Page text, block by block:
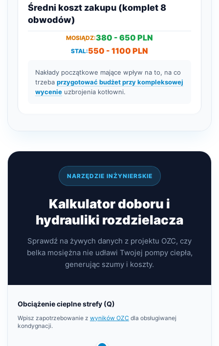
Średni koszt zakupu (komplet 8
obwodów)
380 - 650 PLN
550 - 1100 PLN
Nakłady początkowe mające wpływ na to, na co
trzeba przygotować budżet przy kompleksowej
wycenie uzbrojenia kotłowni.
NARZĘDZIE INŻYNIERSKIE
Kalkulator doboru i
hydrauliki rozdzielacza
Sprawdź na żywych danych z projektu OZC, czy
belka mosiężna nie udławi Twojej pompy ciepła,
generując szumy i koszty.
Obciążenie cieplne strefy (Q)
Wpisz zapotrzebowanie z wyników OZC dla obsługiwanej
kondygnacji.